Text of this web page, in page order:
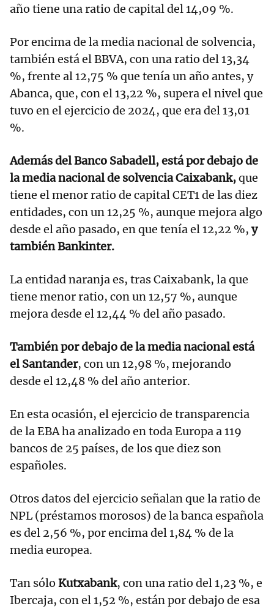
año tiene una ratio de capital del 14,09 %.
Por encima de la media nacional de solvencia,
también está el BBVA, con una ratio del 13,34
%, frente al 12,75 % que tenía un año antes, y
Abanca, que, con el 13,22 %, supera el nivel que
tuvo en el ejercicio de 2024, que era del 13,01
%.
Además del Banco Sabadell, está por debajo de
la media nacional de solvencia Caixabank,que
tiene el menor ratio de capital CET1 de las diez
entidades, con un 12,25 %, aunque mejora algo
desde el año pasado, en que tenía el 12,22 %, y
también Bankinter.
La entidad naranja es, tras Caixabank, la que
tiene menor ratio, con un 12,57 %, aunque
mejora desde el 12,44 % del año pasado.
También por debajo de la media nacional está
el Santander, con un 12,98 %, mejorando
desde el 12,48 % del año anterior.
En esta ocasión, el ejercicio de transparencia
de la EBA ha analizado en toda Europa a 119
bancos de 25 países, de los que diez son
españoles.
Otros datos del ejercicio señalan que la ratio de
NPL (préstamos morosos) de la banca española
es del 2,56 %, por encima del 1,84 % de la
media europea.
Tan sólo Kutxabank, con una ratio del 1,23 %, e
Ibercaja, con el 1,52 %, están por debajo de esa